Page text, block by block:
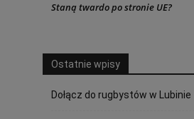
Staną twardo po stronie UE?
Ostatnie wpisy
Dołącz do rugbystów w Lubinie